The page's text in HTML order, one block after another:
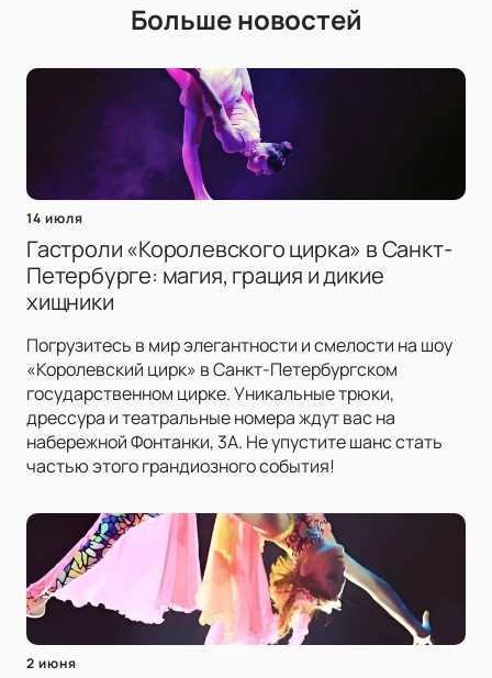
Больше новостей
14 июля
Гастроли «Королевского цирка» в Санкт-
Петербурге: магия, грация и дикие
хищники
Погрузитесь в мир элегантности и смелости на шоу
«Королевский цирк» в Санкт-Петербургском
государственном цирке. Уникальные трюки,
дрессура и театральные номера ждут вас на
набережной Фонтанки, 3А. Не упустите шанс стать
частью этого грандиозного события!
2 июня